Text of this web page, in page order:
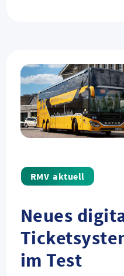
aktuell
Neues
im Test